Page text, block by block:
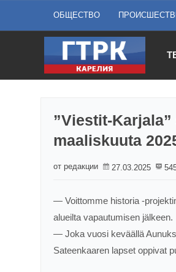
ОБЩЕСТВО
”Viestit-
maaliskuuta
от редакции 27.03.2025
— Voittomme historia -
alueilta vapautumisen jälkeen.
— Joka vuosi keväällä
Sateenkaaren lapset oppivat